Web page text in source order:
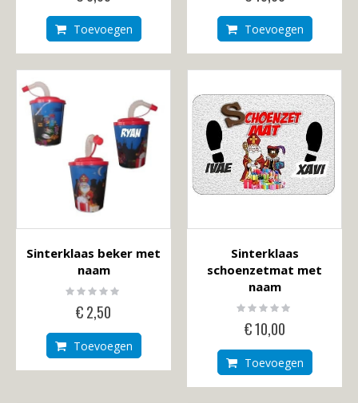
Toevoegen Toevoegen
Sinterklaas beker met
naam
Rating:
0%
€ 2,50
Toevoegen
Sinterklaas
schoenzetmat met
naam
Rating:
0%
€ 10,00
Toevoegen